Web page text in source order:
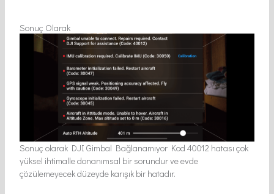
Sonuç Olarak
Sonuç olarak DJI Gimbal Bağlanamıyor Kod 40012 hatası çok
yüksel ihtimalle donanımsal bir sorundur ve evde
çözülemeyecek düzeyde karışık bir hatadır.